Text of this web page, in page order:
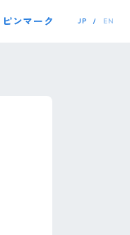
ピンマーク JP EN